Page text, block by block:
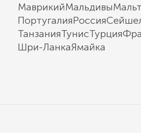
МаврикийМальдивы
ПортугалияРоссия
ТанзанияТунисТурция
Шри-ЛанкаЯмайка